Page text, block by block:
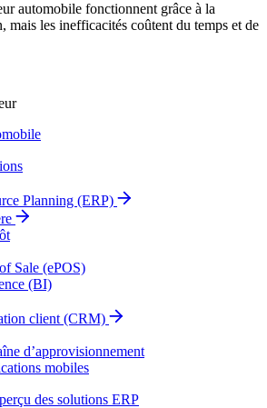
automobile fonctionnent grâce à la
mais les inefficacités coûtent du temps et de
Planning (ERP)
Sale (ePOS)
(BI)
client (CRM)
d’approvisionnement
mobiles
des solutions ERP